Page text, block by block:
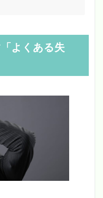
よくある失